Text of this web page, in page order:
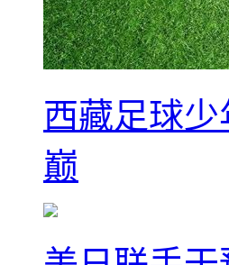
西藏足球
巅